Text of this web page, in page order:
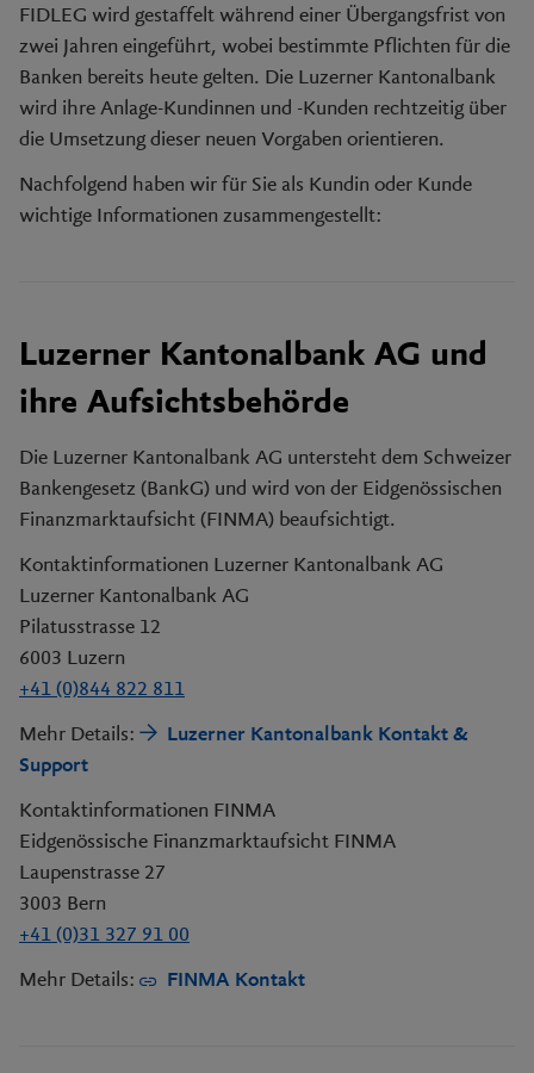
FIDLEG wird gestaffelt während einer Übergangsfrist von
zwei Jahren eingeführt, wobei bestimmte Pflichten für die
Banken bereits heute gelten. Die Luzerner Kantonalbank
wird ihre Anlage-Kundinnen und -Kunden rechtzeitig über
die Umsetzung dieser neuen Vorgaben orientieren.
Nachfolgend haben wir für Sie als Kundin oder Kunde
wichtige Informationen zusammengestellt:
Luzerner Kantonalbank AG und
ihre Aufsichtsbehörde
Die Luzerner Kantonalbank AG untersteht dem Schweizer
Bankengesetz (BankG) und wird von der Eidgenössischen
Finanzmarktaufsicht (FINMA) beaufsichtigt.
Kontaktinformationen Luzerner Kantonalbank AG
Luzerner Kantonalbank AG
Pilatusstrasse 12
6003 Luzern
+41 (0)844 822 811
Mehr Details:
Luzerner Kantonalbank Kontakt &
Support
Kontaktinformationen FINMA
Eidgenössische Finanzmarktaufsicht FINMA
Laupenstrasse 27
3003 Bern
+41 (0)31 327 91 00
Mehr Details:
FINMA Kontakt